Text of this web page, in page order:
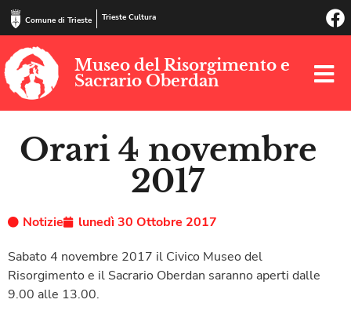
Comune di Trieste Trieste Cultura
Museo del Risorgimento e
Sacrario Oberdan
Orari 4 novembre
2017
Notizie
lunedì 30 Ottobre 2017
Sabato 4 novembre 2017 il Civico Museo del
Risorgimento e il Sacrario Oberdan saranno aperti dalle
9.00 alle 13.00.